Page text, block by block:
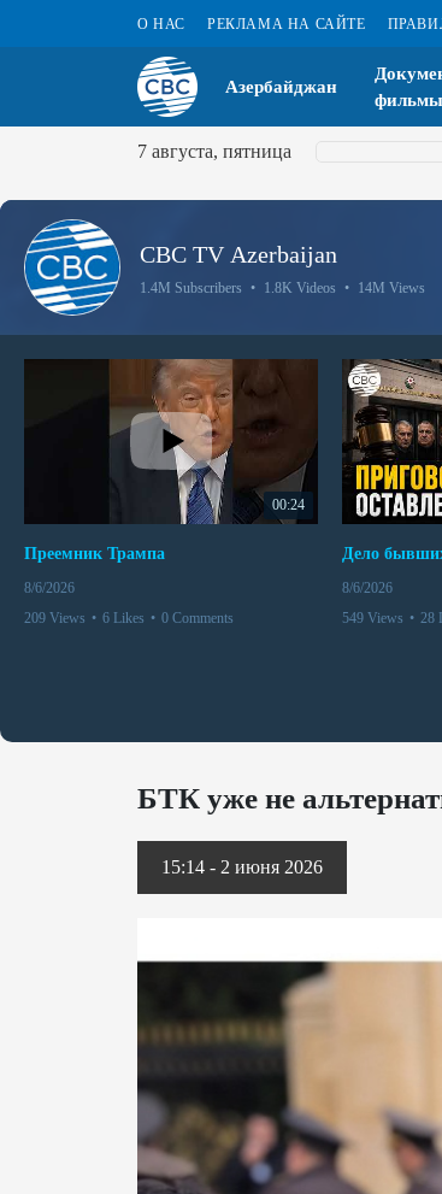
О НАС РЕКЛАМА НА САЙТЕ
Азербайджан
фильмы
7 августа, пятница
CBC TV Azerbaijan
1.4M Subscribers • 1.8K Videos • 14M Views
00:24
Преемник Трампа
8/6/2026
209 Views • 6 Likes • 0 Comments
8/6/2026
549 Views • 28
БТК уже не
15:14 - 2 июня 2026